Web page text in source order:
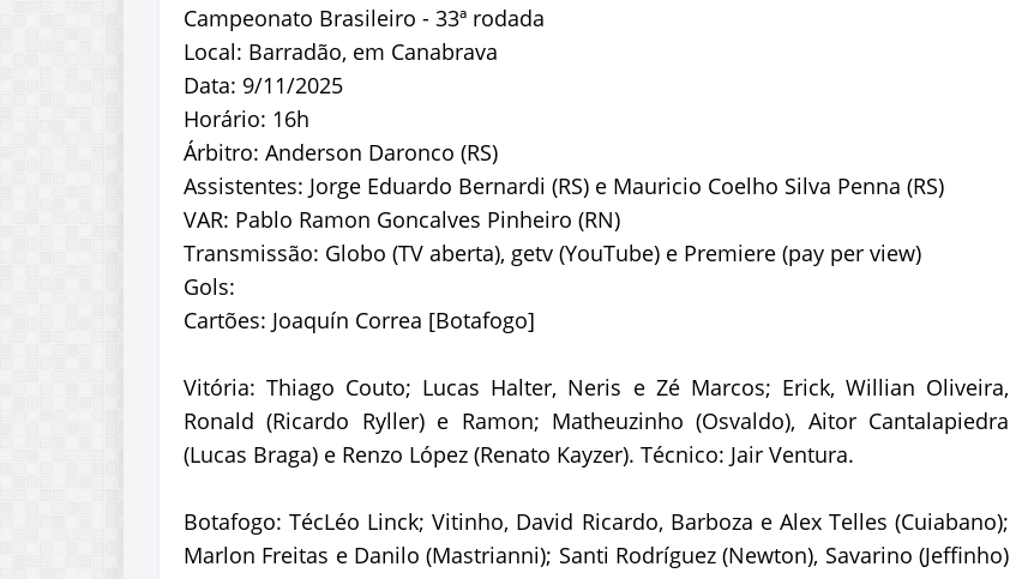
Campeonato Brasileiro - 33ª rodada
Local: Barradão, em Canabrava
Data: 9/11/2025
Horário: 16h
Árbitro: Anderson Daronco (RS)
Assistentes: Jorge Eduardo Bernardi (RS) e Mauricio Coelho Silva Penna (RS)
VAR: Pablo Ramon Goncalves Pinheiro (RN)
Transmissão: Globo (TV aberta), getv (YouTube) e Premiere (pay per view)
Gols:
Cartões: Joaquín Correa [Botafogo]
Vitória: Thiago Couto; Lucas Halter, Neris e Zé Marcos; Erick, Willian Oliveira,
Ronald (Ricardo Ryller) e Ramon; Matheuzinho (Osvaldo), Aitor Cantalapiedra
(Lucas Braga) e Renzo López (Renato Kayzer). Técnico: Jair Ventura.
Botafogo: TécLéo Linck; Vitinho, David Ricardo, Barboza e Alex Telles (Cuiabano);
Marlon Freitas e Danilo (Mastrianni); Santi Rodríguez (Newton), Savarino (Jeffinho)